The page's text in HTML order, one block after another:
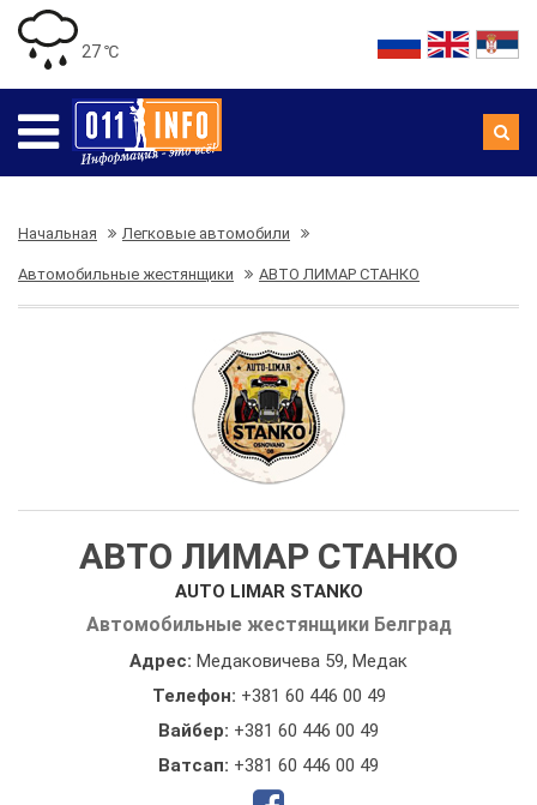
27 ℃
Начальная Легковые автомобили
Автомобильные жестянщики АВТО ЛИМАР СТАНКО
АВТО ЛИМАР СТАНКО
AUTO LIMAR STANKO
Автомобильные жестянщики Белград
Адрес: Медаковичева 59, Медак
Телефон: +381 60 446 00 49
Вайбер: +381 60 446 00 49
Ватсап: +381 60 446 00 49